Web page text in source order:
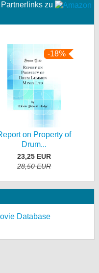
Partnerlinks zu
-18%
on Property of
Drum...
23,25 EUR
28,50 EUR
Database